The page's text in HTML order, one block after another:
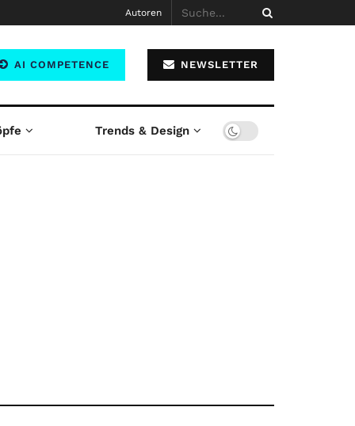
Autoren
AI COMPETENCE NEWSLETTER
Trends & Design